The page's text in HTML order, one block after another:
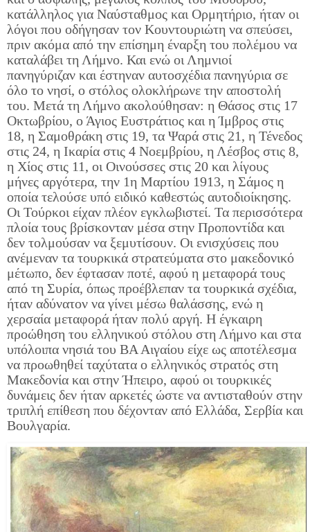
κατάλληλος για Ναύσταθμος και Ορμητήριο, ήταν οι
λόγοι που οδήγησαν τον Κουντουριώτη να σπεύσει,
πριν ακόμα από την επίσημη έναρξη του πολέμου να
καταλάβει τη Λήμνο. Και ενώ οι Λημνιοί
πανηγύριζαν και έστηναν αυτοσχέδια πανηγύρια σε
όλο το νησί, ο στόλος ολοκλήρωνε την αποστολή
του. Μετά τη Λήμνο ακολούθησαν: η Θάσος στις 17
Οκτωβρίου, ο Άγιος Ευστράτιος και η Ίμβρος στις
18, η Σαμοθράκη στις 19, τα Ψαρά στις 21, η Τένεδος
στις 24, η Ικαρία στις 4 Νοεμβρίου, η Λέσβος στις 8,
η Χίος στις 11, οι Οινούσσες στις 20 και λίγους
μήνες αργότερα, την 1η Μαρτίου 1913, η Σάμος η
οποία τελούσε υπό ειδικό καθεστώς αυτοδιοίκησης.
Οι Τούρκοι είχαν πλέον εγκλωβιστεί. Τα περισσότερα
πλοία τους βρίσκονταν μέσα στην Προποντίδα και
δεν τολμούσαν να ξεμυτίσουν. Οι ενισχύσεις που
ανέμεναν τα τουρκικά στρατεύματα στο μακεδονικό
μέτωπο, δεν έφτασαν ποτέ, αφού η μεταφορά τους
από τη Συρία, όπως προέβλεπαν τα τουρκικά σχέδια,
ήταν αδύνατον να γίνει μέσω θαλάσσης, ενώ η
χερσαία μεταφορά ήταν πολύ αργή. Η έγκαιρη
προώθηση του ελληνικού στόλου στη Λήμνο και στα
υπόλοιπα νησιά του ΒΑ Αιγαίου είχε ως αποτέλεσμα
να προωθηθεί ταχύτατα ο ελληνικός στρατός στη
Μακεδονία και στην Ήπειρο, αφού οι τουρκικές
δυνάμεις δεν ήταν αρκετές ώστε να αντισταθούν στην
τριπλή επίθεση που δέχονταν από Ελλάδα, Σερβία και
Βουλγαρία.